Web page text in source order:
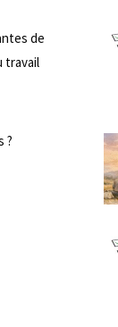
de
travail
?